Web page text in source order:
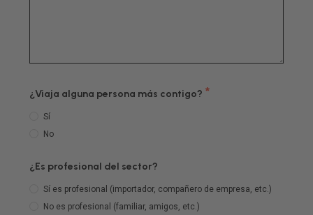
¿Viaja alguna persona más contigo? *
Sí
No
¿Es profesional del sector?
Sí es profesional (importador, compañero de empresa, etc.)
No es profesional (familiar, amigos, etc.)